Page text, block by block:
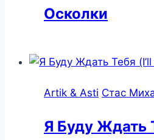
Осколки
Artik & Asti Стас
Я Буду Ждать